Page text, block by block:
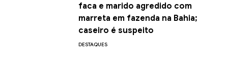
faca e marido agredido com
marreta em fazenda na Bahia;
caseiro é suspeito
DESTAQUES